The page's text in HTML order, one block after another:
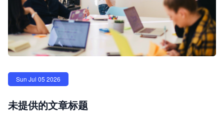
Sun Jul 05 2026
未提供的文章标题